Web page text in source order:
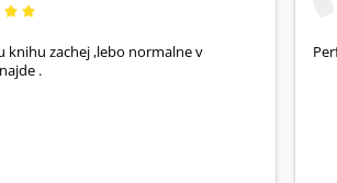
knihu zachej ,lebo normalne v
.